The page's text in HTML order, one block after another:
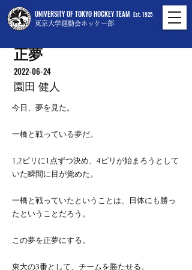
UNIVERSITY OF TOKYO HOCKEY TEAM
東京大学運動会ホッケー部
Est. 1925
正夢
2022-06-24
園田 健人
今日、夢を見た。
一橋と戦っている夢だ。
1,2ピリに1点ずつ決め、4ピリが始まろうとして
いた瞬間に目が覚めた。
一橋と戦っていたということは、日体にも勝っ
たということだろう。
この夢を正夢にする。
東大の3番として、チームを勝たせる。